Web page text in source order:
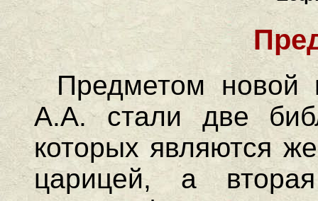
Предметом новой
А.А. стали две
которых являются
царицей, а